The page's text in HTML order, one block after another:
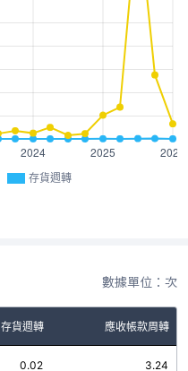
存貨週轉
數據單位：次
存貨週轉 應收帳款周轉
0.02 3.24